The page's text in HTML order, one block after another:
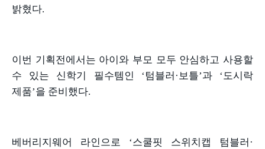
밝혔다.
이번 기획전에서는 아이와 부모 모두 안심하고 사용할
수 있는 신학기 필수템인 ‘텀블러 ·보틀’과‘도시락
제품’을 준비했다.
베버리지웨어 라인으로 ‘스쿨핏 스위치캡 텀블러 ·